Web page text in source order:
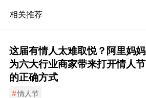
相关推荐
这届有情人太难取悦？阿里妈妈
为六大行业商家带来打开情人节
的正确方式
#情人节